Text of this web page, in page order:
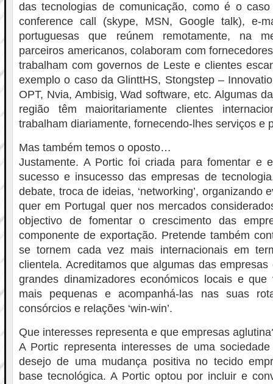
das tecnologias de comunicação, como é o
conference call (skype, MSN, Google talk), e-
portuguesas que reúnem remotamente, na
parceiros americanos, colaboram com
trabalham com governos de Leste e clientes
exemplo o caso da GlinttHS, Stongstep –
OPT, Nvia, Ambisig, Wad software, etc. Algumas
região têm maioritariamente clientes
trabalham diariamente, fornecendo-lhes serviços e
Mas também temos o oposto…
Justamente. A Portic foi criada para fomentar e
sucesso e insucesso das empresas de
debate, troca de ideias, ‘networking’, organizando
quer em Portugal quer nos mercados
objectivo de fomentar o crescimento das
componente de exportação. Pretende também
se tornem cada vez mais internacionais em
clientela. Acreditamos que algumas das
grandes dinamizadores económicos locais e que
mais pequenas e acompanhá-las nas suas
consórcios e relações ‘win-win’.
Que interesses representa e que empresas
A Portic representa interesses de uma
desejo de uma mudança positiva no tecido
base tecnológica. A Portic optou por incluir e